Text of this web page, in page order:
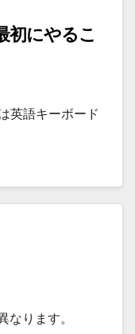
にやるこ
英語キーボード
なります。